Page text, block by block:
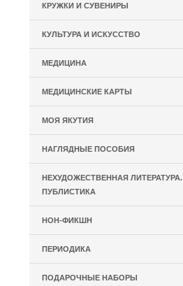
КРУЖКИ И СУВЕНИРЫ
КУЛЬТУРА И ИСКУССТВО
МЕДИЦИНА
МЕДИЦИНСКИЕ КАРТЫ
МОЯ ЯКУТИЯ
НАГЛЯДНЫЕ ПОСОБИЯ
НЕХУДОЖЕСТВЕННАЯ ЛИТЕРАТУРА.
ПУБЛИСТИКА
НОН-ФИКШН
ПЕРИОДИКА
ПОДАРОЧНЫЕ НАБОРЫ